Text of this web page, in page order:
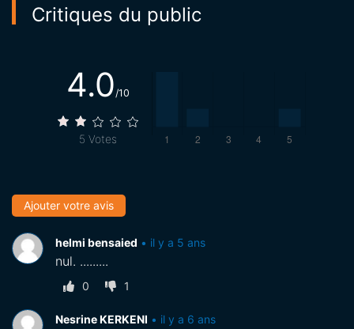
Critiques du public
4.0/10
5 Votes
Ajouter votre avis
helmi bensaied • il y a 5 ans
nul. .........
0 1
Nesrine KERKENI • il y a 6 ans